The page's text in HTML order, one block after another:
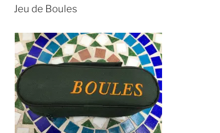
OP
Jeu de Boules